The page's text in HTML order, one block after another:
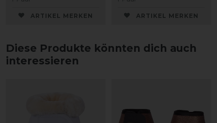
ARTIKEL MERKEN ARTIKEL MERKEN
Diese Produkte könnten dich auch
interessieren